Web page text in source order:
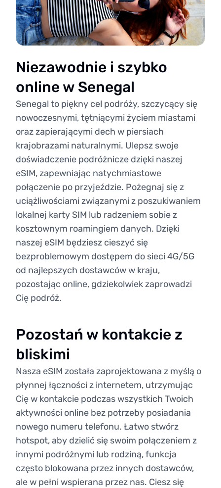
Niezawodnie i szybko
online w Senegal
Senegal to piękny cel podróży, szczycący się
nowoczesnymi, tętniącymi życiem miastami
oraz zapierającymi dech w piersiach
krajobrazami naturalnymi. Ulepsz swoje
doświadczenie podróżnicze dzięki naszej
eSIM, zapewniając natychmiastowe
połączenie po przyjeździe. Pożegnaj się z
uciążliwościami związanymi z poszukiwaniem
lokalnej karty SIM lub radzeniem sobie z
kosztownym roamingiem danych. Dzięki
naszej eSIM będziesz cieszyć się
bezproblemowym dostępem do sieci 4G/5G
od najlepszych dostawców w kraju,
pozostając online, gdziekolwiek zaprowadzi
Cię podróż.
Pozostań w kontakcie z
bliskimi
Nasza eSIM została zaprojektowana z myślą o
płynnej łączności z internetem, utrzymując
Cię w kontakcie podczas wszystkich Twoich
aktywności online bez potrzeby posiadania
nowego numeru telefonu. Łatwo stwórz
hotspot, aby dzielić się swoim połączeniem z
innymi podróżnymi lub rodziną, funkcja
często blokowana przez innych dostawców,
ale w pełni wspierana przez nas. Ciesz się